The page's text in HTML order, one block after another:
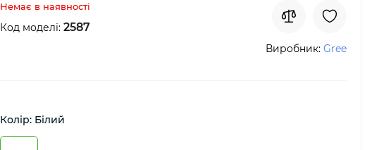
Немає в наявності
Код моделі: 2587
Виробник: Gree
Колір: Білий